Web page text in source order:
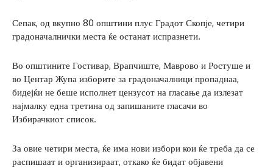
Сепак, од вкупно 80 општини плус Градот Скопје, четири
градоначалнички места ќе останат испразнети.
Во општините Гостивар, Врапчиште, Маврово и Ростуше и
во Центар Жупа изборите за градоначалници пропаднаа,
бидејќи не беше исполнет цензусот на гласање да излезат
најмалку една третина од запишаните гласачи во
Избирачкиот список.
За овие четири места, ќе има нови избори кои ќе треба да се
распишаат и организираат, откако ќе бидат објавени